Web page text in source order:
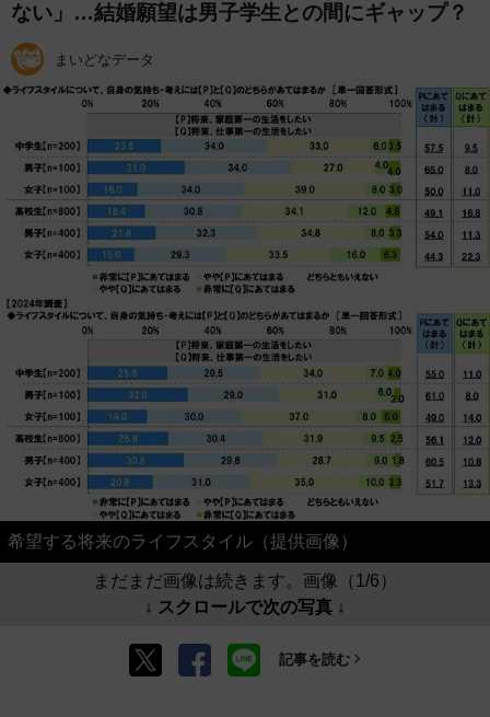
ない」…結婚願望は男子学生との間にギャップ？
まいどなデータ
希望する将来のライフスタイル（提供画像）
まだまだ画像は続きます。画像（1/6）
↓ スクロールで次の写真 ↓
記事を読む